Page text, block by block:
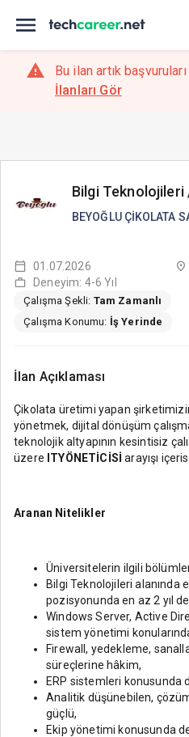
Bu ilan artık
İlanları Gör
Bilgi
BEYOĞLU ÇİKOLATA
01.07.2026
Deneyim: 4-6 Yıl
Çalışma Şekli: Tam Zamanlı
Çalışma Konumu: İş Yerinde
İlan Açıklaması
Çikolata üretimi yapan
yönetmek, dijital dönüşüm
teknolojik altyapının kesintisiz
üzere ITYÖNETİCİSİ arayışı
Aranan Nitelikler
Üniversitelerin ilgili
Bilgi Teknolojileri alanında
pozisyonunda en az 2 yıl
Windows Server, Active
sistem yönetimi
Firewall, yedekleme,
süreçlerine hâkim,
ERP sistemleri konusunda
Analitik düşünebilen,
güçlü,
Ekip yönetimi konusunda